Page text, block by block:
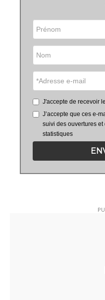
J'accepte de recevoir
J’accepte que ces e-
suivi des ouvertures
statistiques